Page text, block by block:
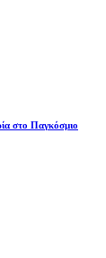
στο Παγκόσμιο